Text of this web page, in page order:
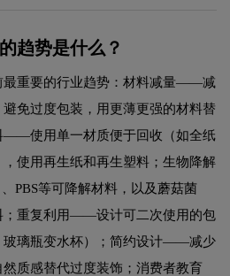
趋势是什么？
最重要的行业趋势：材料减量——减
免过度包装，用更薄更强的材料替
——使用单一材质便于回收（如全纸
使用再生纸和再生塑料；生物降解
PBS等可降解材料，以及蘑菇菌
；重复利用——设计可二次使用的包
玻璃瓶变水杯）；简约设计——减少
质感替代过度装饰；消费者教育